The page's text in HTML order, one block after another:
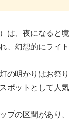
は、夜になると境
、幻想的にライト
の明かりはお祭り
ポットとして人気
プの区間があり、